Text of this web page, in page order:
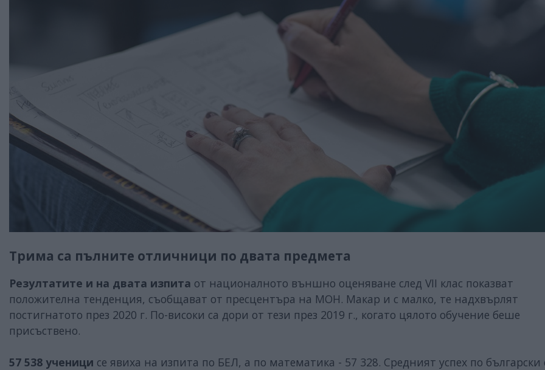
Трима са пълните отличници по двата предмета
Резултатите и на двата изпита от националното външно оценяване след VII клас показват
положителна тенденция, съобщават от пресцентъра на МОН. Макар и с малко, те надхвърлят
постигнатото през 2020 г. По-високи са дори от тези през 2019 г., когато цялото обучение беше
присъствено.
57 538 ученици се явиха на изпита по БЕЛ, а по математика - 57 328. Средният успех по български